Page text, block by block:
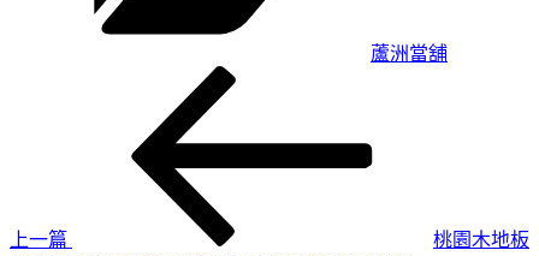
蘆洲當舖
上一篇
桃園木地板